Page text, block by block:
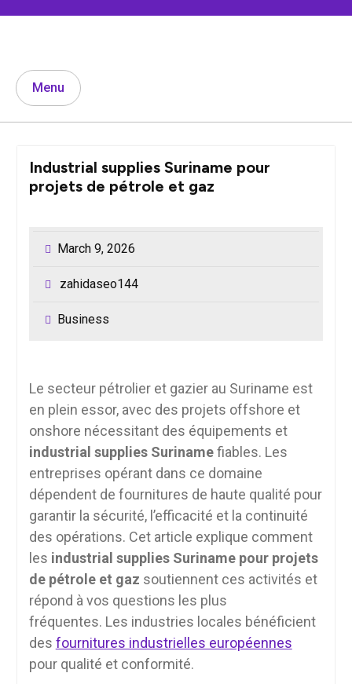
Menu
Industrial supplies Suriname pour
projets de pétrole et gaz
March 9, 2026
zahidaseo144
Business
Le secteur pétrolier et gazier au Suriname est
en plein essor, avec des projets offshore et
onshore nécessitant des équipements et
industrial supplies Surinamefiables. Les
entreprises opérant dans ce domaine
dépendent de fournitures de haute qualité pour
garantir la sécurité, l’efficacité et la continuité
des opérations. Cet article explique comment
les industrial supplies Suriname pour projets
de pétrole et gaz soutiennent ces activités et
répond à vos questions les plus
fréquentes. Les industries locales bénéficient
des fournitures industrielles européennes
pour qualité et conformité.